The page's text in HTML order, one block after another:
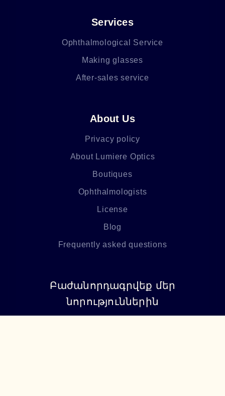
Services
Ophthalmological Service
Making glasses
After-sales service
About Us
Privacy policy
About Lumiere Optics
Boutiques
Ophthalmologists
License
Blog
Frequently asked questions
Բաժանորդագրվեք մեր
նորություններին